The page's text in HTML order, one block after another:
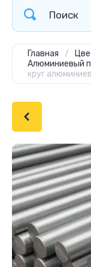
Главная /
Алюминиевый
круг